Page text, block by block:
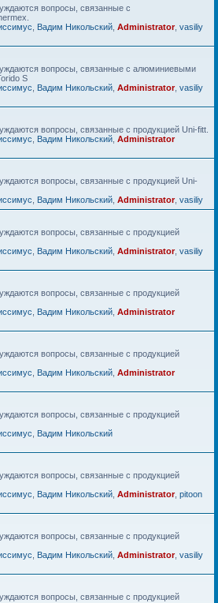
вопросы, связанные с
Вадим Никольский Administrator, vasiliy
вопросы, связанные с алюминиевыми
S
Вадим Никольский Administrator, vasiliy
вопросы, связанные с продукцией Uni-fitt.
Вадим Никольский Administrator
вопросы, связанные с продукцией Uni-
Вадим Никольский Administrator, vasiliy
вопросы, связанные с продукцией
Вадим Никольский Administrator, vasiliy
вопросы, связанные с продукцией
Вадим Никольский Administrator
вопросы, связанные с продукцией
Вадим Никольский Administrator
вопросы, связанные с продукцией
Вадим Никольский
вопросы, связанные с продукцией
Вадим Никольский Administrator, pitoon
вопросы, связанные с продукцией
Вадим Никольский Administrator, vasiliy
вопросы, связанные с продукцией